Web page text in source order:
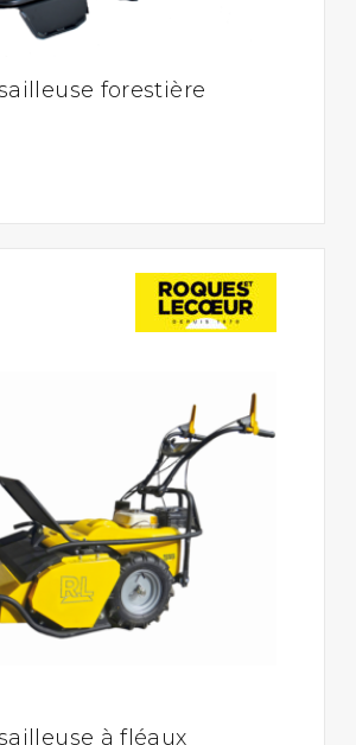
forestière
à fléaux